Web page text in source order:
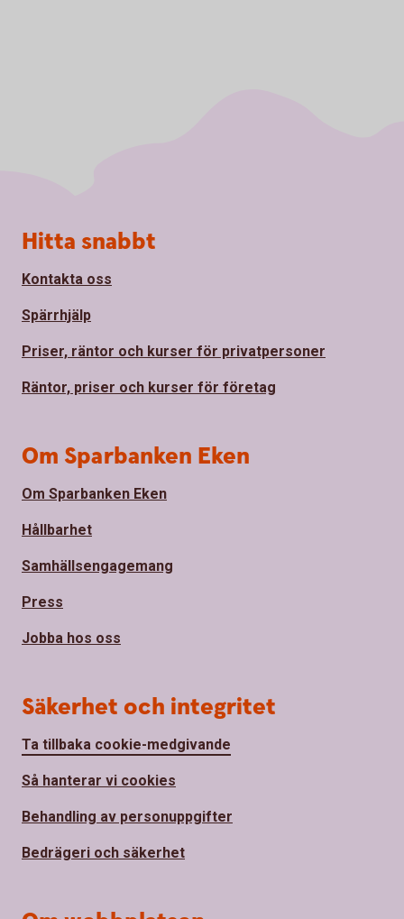
Sidfot
Hitta snabbt
Kontakta oss
Spärrhjälp
Priser, räntor och kurser för privatpersoner
Räntor, priser och kurser för företag
Om Sparbanken Eken
Om Sparbanken Eken
Hållbarhet
Samhällsengagemang
Press
Jobba hos oss
Säkerhet och integritet
Ta tillbaka cookie-medgivande
Så hanterar vi cookies
Behandling av personuppgifter
Bedrägeri och säkerhet